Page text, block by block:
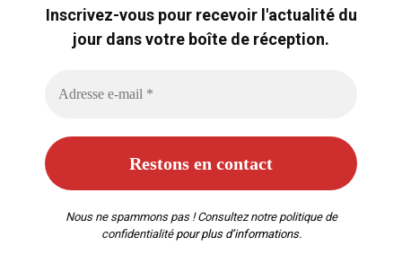
Inscrivez-vous pour recevoir l'actualité du
jour dans votre boîte de réception.
Nous ne spammons pas ! Consultez notre politique de
confidentialitépour plus d’informations.